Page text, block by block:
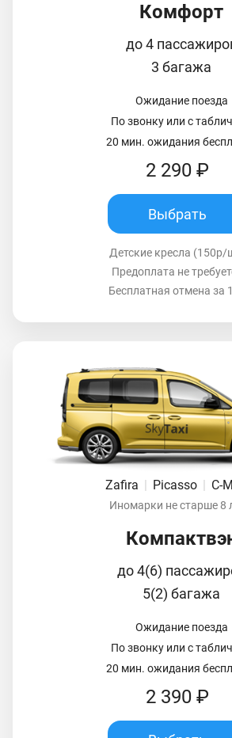
Комфорт
до 4
3 багажа
Ожидание поезда
По звонку или с
20 мин. ожидания
2 290 ₽
Выбрать
Детские кресла (150р/
Предоплата не
Бесплатная отмена за
Zafira | Picasso | C-
Иномарки не старше 8
до 4(6)
5(2) багажа
Ожидание поезда
По звонку или с
20 мин. ожидания
2 390 ₽